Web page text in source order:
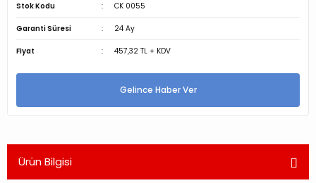
Stok Kodu CK 0055
Garanti Süresi 24 Ay
Fiyat 457,32 TL + KDV
Gelince Haber Ver
Ürün Bilgisi